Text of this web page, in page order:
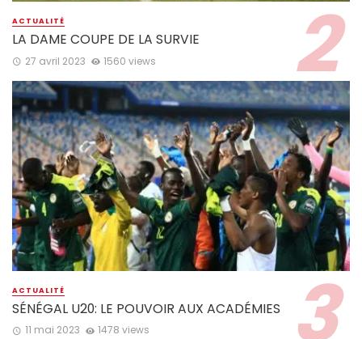
ACTUALITÉ
LA DAME COUPE DE LA SURVIE
27 avril 2023 1560 views
ACTUALITÉ
SÉNÉGAL U20: LE POUVOIR AUX ACADÉMIES
11 mai 2023 1478 views